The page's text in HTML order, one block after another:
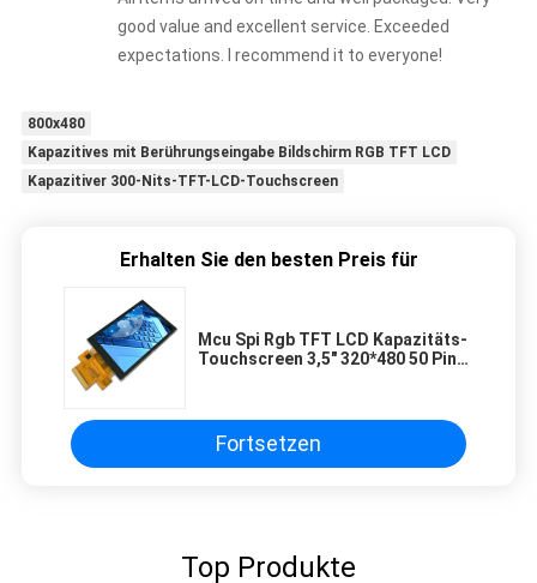
good value and excellent service. Exceeded
expectations. I recommend it to everyone!
800x480
Kapazitives mit Berührungseingabe Bildschirm RGB TFT LCD
Kapazitiver 300-Nits-TFT-LCD-Touchscreen
Erhalten Sie den besten Preis für
Mcu Spi Rgb TFT LCD Kapazitäts-
Touchscreen 3,5" 320*480 50 Pin
Fortsetzen
Top Produkte